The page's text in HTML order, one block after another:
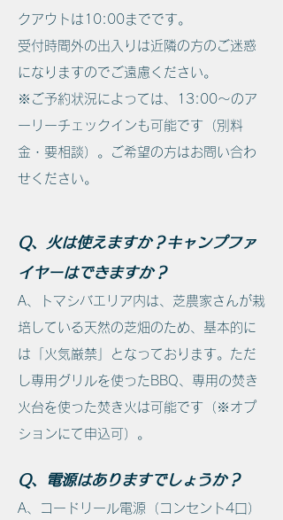
クアウトは10:00までです。
受付時間外の出入りは近隣の方のご迷惑
になりますのでご遠慮ください。
※ご予約状況によっては、13:00〜のア
ーリーチェックインも可能です（別料
金・要相談）。ご希望の方はお問い合わ
せください。
Q、火は使えますか？キャンプファ
イヤーはできますか？
A、トマシバエリア内は、芝農家さんが栽
培している天然の芝畑のため、基本的に
は「火気厳禁」となっております。ただ
し専用グリルを使ったBBQ、専用の焚き
火台を使った焚き火は可能です（※オプ
ションにて申込可）。
Q、電源はありますでしょうか？
A、コードリール電源（コンセント4口）